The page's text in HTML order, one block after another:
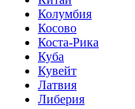
Колумбия
Косово
Коста-Рика
Куба
Кувейт
Латвия
Либерия